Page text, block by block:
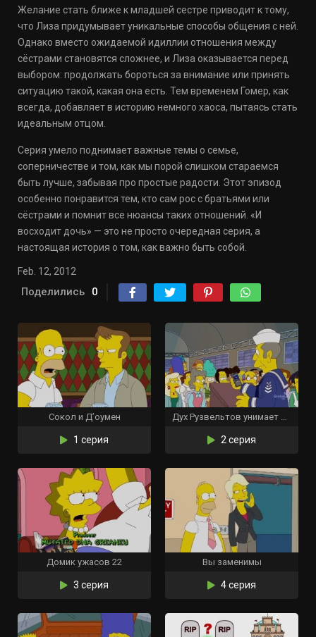
Желание стать ближе к младшей сестре приводит к тому,
что Лиза придумывает уникальные способы общения с ней.
Однако вместо ожидаемой идиллии отношения между
сёстрами становятся сложнее, и Лиза оказывается перед
выбором: продолжать бороться за внимание или принять
ситуацию такой, какая она есть. Тем временем Гомер, как
всегда, добавляет в историю немного хаоса, пытаясь стать
идеальным отцом.
Серия умело поднимает важные темы о семье,
соперничестве и том, как мы порой слишком стараемся
быть лучше, забывая про простые радости. Этот эпизод
особенно понравится тем, кто сам рос с братьями или
сёстрами и помнит все нюансы таких отношений. «И
восходит дочь» — это не просто очередная серия, а
настоящая история о том, как важно быть собой.
Feb. 12, 2012
Поделились 0
Сокол и Д’оумен
1 серия
Дух Рузвельтов унимает Барта
2 серия
Домик ужасов 22
3 серия
Вы заменимы
4 серия